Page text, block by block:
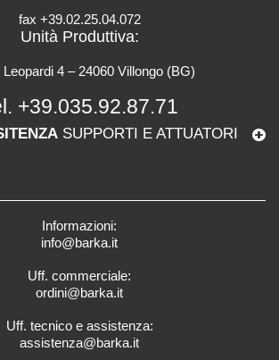
fax +39.02.25.04.072
Unità Produttiva:
4 – 24060 Villongo (BG)
+39.035.92.87.71
SUPPORTI E ATTUATORI
Informazioni:
info@barka.it
Uff. commerciale:
ordini@barka.it
Uff. tecnico e assistenza:
assistenza@barka.it